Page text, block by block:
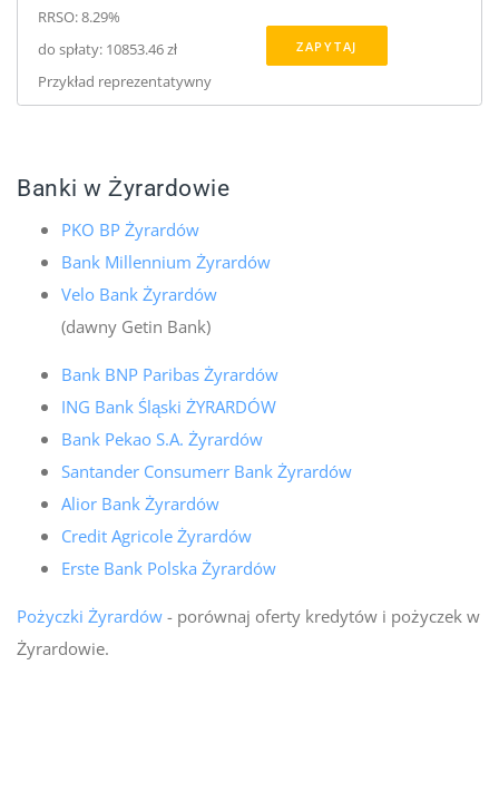
RRSO: 8.29%
do spłaty: 10853.46 zł
Przykład reprezentatywny
ZAPYTAJ
Banki w Żyrardowie
PKO BP Żyrardów
Bank Millennium Żyrardów
Velo Bank Żyrardów
(dawny Getin Bank)
Bank BNP Paribas Żyrardów
ING Bank Śląski ŻYRARDÓW
Bank Pekao S.A. Żyrardów
Santander Consumerr Bank Żyrardów
Alior Bank Żyrardów
Credit Agricole Żyrardów
Erste Bank Polska Żyrardów
Pożyczki Żyrardów- porównaj oferty kredytów i pożyczek w
Żyrardowie.